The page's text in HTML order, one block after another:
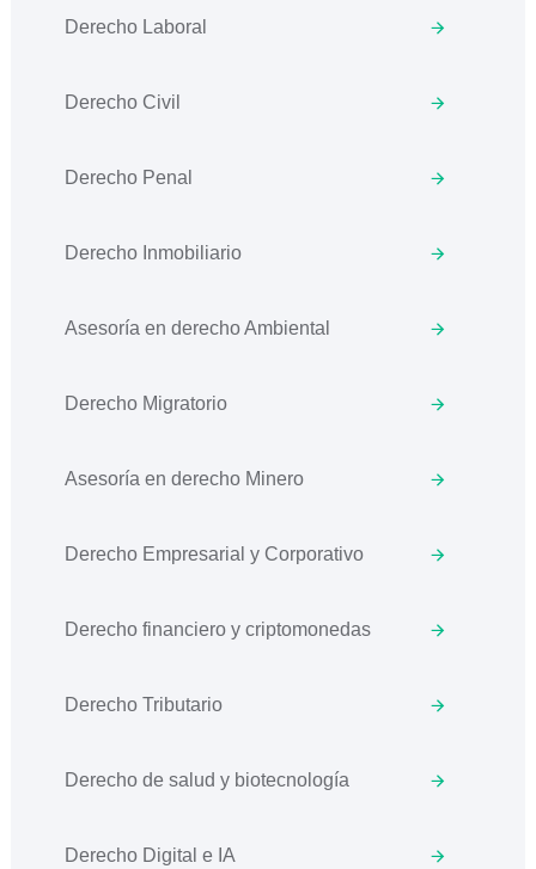
Derecho Laboral
Derecho Civil
Derecho Penal
Derecho Inmobiliario
Asesoría en derecho Ambiental
Derecho Migratorio
Asesoría en derecho Minero
Derecho Empresarial y Corporativo
Derecho financiero y criptomonedas
Derecho Tributario
Derecho de salud y biotecnología
Derecho Digital e IA